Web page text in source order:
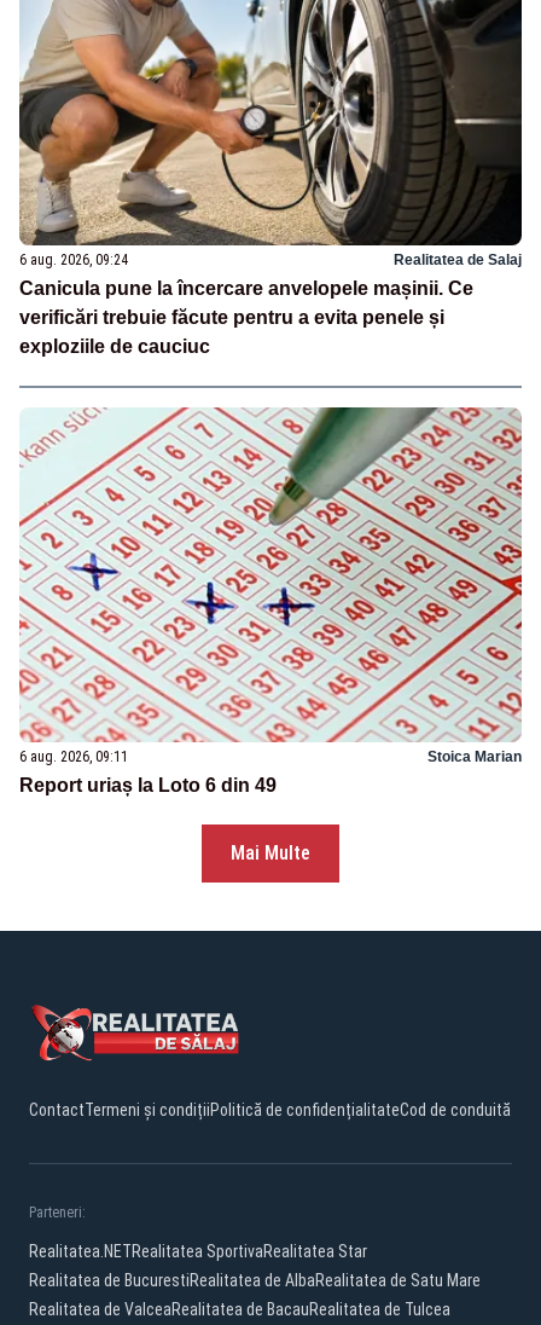
6 aug. 2026, 09:24 Realitatea de Salaj
Canicula pune la încercare anvelopele mașinii. Ce
verificări trebuie făcute pentru a evita penele și
exploziile de cauciuc
6 aug. 2026, 09:11 Stoica Marian
Report uriaș la Loto 6 din 49
Mai Multe
ContactTermeni și condițiiPolitică de confidențialitateCod de conduită
Parteneri:
Realitatea.NETRealitatea SportivaRealitatea Star
Realitatea de BucurestiRealitatea de AlbaRealitatea de Satu Mare
Realitatea de ValceaRealitatea de BacauRealitatea de Tulcea